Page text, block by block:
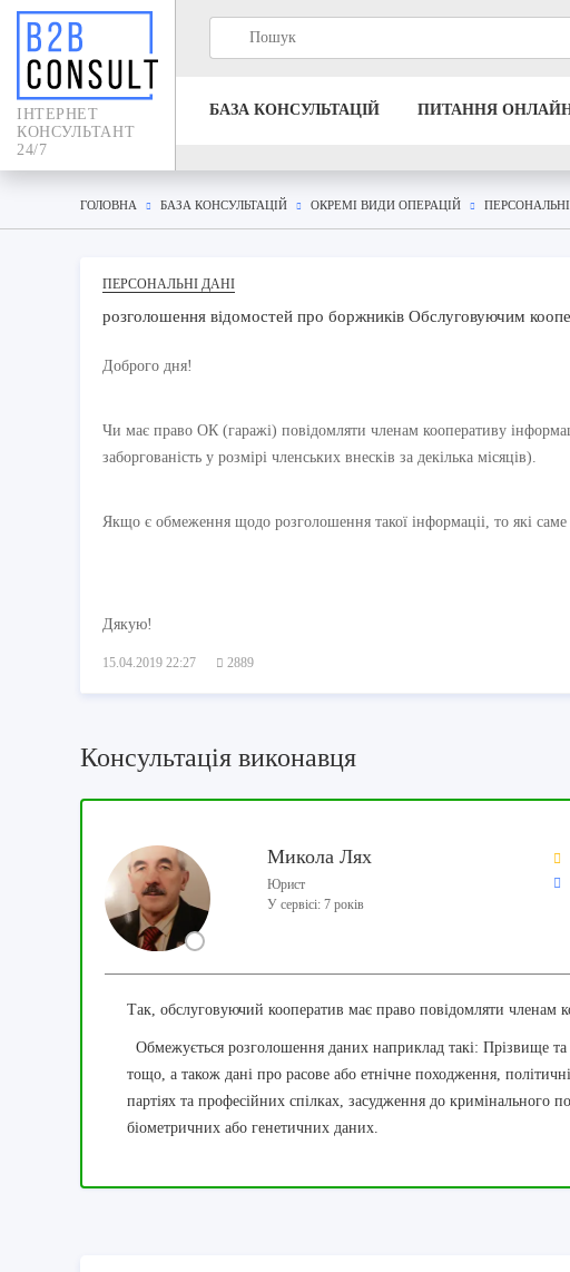
IНТЕРНЕТ
КОНСУЛЬТАНТ
24/7
БАЗА КОНСУЛЬТАЦIЙ ПИТАННЯ
ГОЛОВНА БАЗА КОНСУЛЬТАЦIЙ ОКРЕМІ ВИДИ ОПЕРАЦІЙ
ПЕРСОНАЛЬНІ ДАНІ
розголошення відомостей про боржників Обслуговуючим
Доброго дня!
Чи має право ОК (гаражі) повідомляти членам кооперативу
заборгованість у розмірі членських внесків за декілька місяців).
Якщо є обмеження щодо розголошення такої інформаціі, то які саме
Дякую!
15.04.2019 22:27 2889
Консультація виконавця
Микола Лях
Юрист
У сервісі: 7 років
Так, обслуговуючий кооператив має право повідомляти членам
Обмежується розголошення даних наприклад такі: Прізвище
тощо, а також дані про расове або етнічне походження,
партіях та професійних спілках, засудження до кримінального
біометричних або генетичних даних.